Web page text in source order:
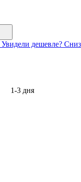
Увидели дешевле?
1-3 дня